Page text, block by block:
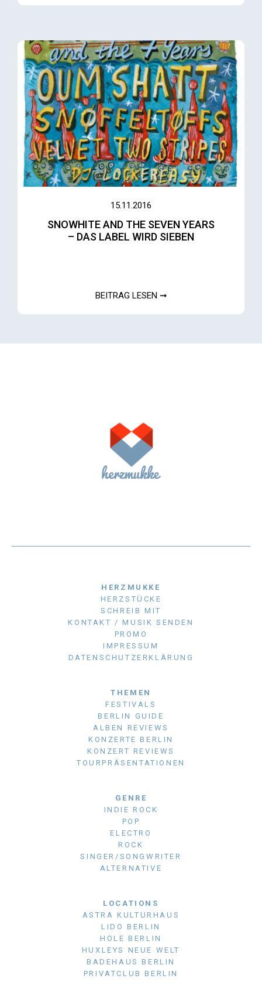
15.11.2016
SNOWHITE AND THE SEVEN YEARS
– DAS LABEL WIRD SIEBEN
BEITRAG LESEN ➞
HERZMUKKE
HERZSTÜCKE
SCHREIB MIT
KONTAKT / MUSIK SENDEN
PROMO
IMPRESSUM
DATENSCHUTZERKLÄRUNG
THEMEN
FESTIVALS
BERLIN GUIDE
ALBEN REVIEWS
KONZERTE BERLIN
KONZERT REVIEWS
TOURPRÄSENTATIONEN
GENRE
INDIE ROCK
POP
ELECTRO
ROCK
SINGER/SONGWRITER
ALTERNATIVE
LOCATIONS
ASTRA KULTURHAUS
LIDO BERLIN
HOLE BERLIN
HUXLEYS NEUE WELT
BADEHAUS BERLIN
PRIVATCLUB BERLIN